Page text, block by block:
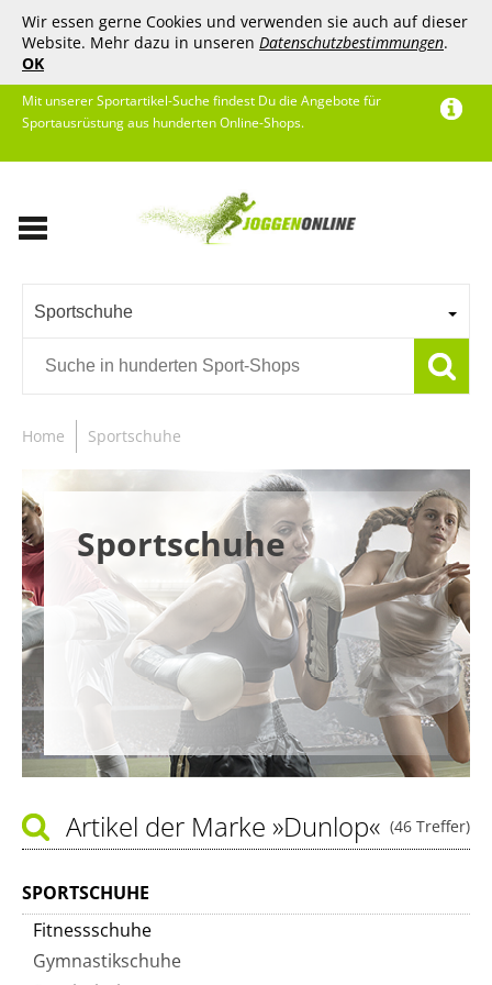
Wir essen gerne Cookies und verwenden sie auch auf dieser
Website. Mehr dazu in unseren Datenschutzbestimmungen.
OK
Mit unserer Sportartikel-Suche findest Du die Angebote für
Sportausrüstung aus hunderten Online-Shops.
Sportschuhe
Home Sportschuhe
Sportschuhe
(46 Treffer)
Artikel der Marke »Dunlop«
SPORTSCHUHE
Fitnessschuhe
Gymnastikschuhe